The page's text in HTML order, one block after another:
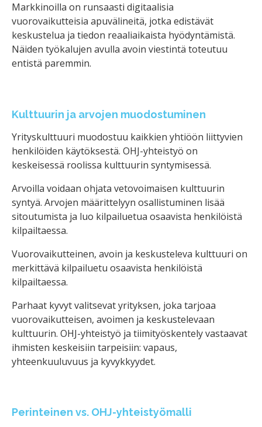
Markkinoilla on runsaasti digitaalisia
vuorovaikutteisia apuvälineitä, jotka edistävät
keskustelua ja tiedon reaaliaikaista hyödyntämistä.
Näiden työkalujen avulla avoin viestintä toteutuu
entistä paremmin.
Kulttuurin ja arvojen muodostuminen
Yrityskulttuuri muodostuu kaikkien yhtiöön liittyvien
henkilöiden käytöksestä. OHJ-yhteistyö on
keskeisessä roolissa kulttuurin syntymisessä.
Arvoilla voidaan ohjata vetovoimaisen kulttuurin
syntyä. Arvojen määrittelyyn osallistuminen lisää
sitoutumista ja luo kilpailuetua osaavista henkilöistä
kilpailtaessa.
Vuorovaikutteinen, avoin ja keskusteleva kulttuuri on
merkittävä kilpailuetu osaavista henkilöistä
kilpailtaessa.
Parhaat kyvyt valitsevat yrityksen, joka tarjoaa
vuorovaikutteisen, avoimen ja keskustelevaan
kulttuurin. OHJ-yhteistyö ja tiimityöskentely vastaavat
ihmisten keskeisiin tarpeisiin: vapaus,
yhteenkuuluvuus ja kyvykkyydet.
Perinteinen vs. OHJ-yhteistyömalli